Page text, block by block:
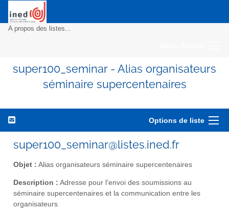
A propos des listes...
super100_seminar - Alias organisateurs
séminaire supercentenaires
Options de liste
super100_seminar@listes.ined.fr
Objet : Alias organisateurs séminaire supercentenaires
Description : Adresse pour l'envoi des soumissions au
séminaire supercentenaires et la communication entre les
organisateurs